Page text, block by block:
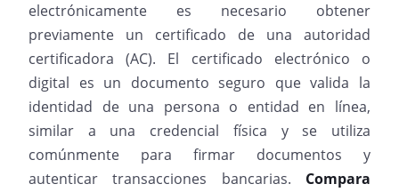
electrónicamente es necesario obtener
previamente un certificado de una autoridad
certificadora (AC). El certificado electrónico o
digital es un documento seguro que valida la
identidad de una persona o entidad en línea,
similar a una credencial física y se utiliza
comúnmente para firmar documentos y
autenticar transacciones bancarias. Compara